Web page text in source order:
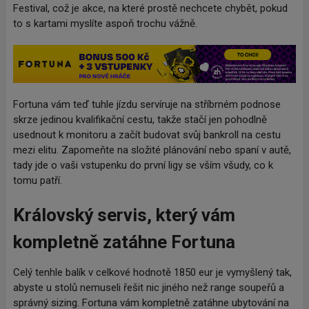
Festival, což je akce, na které prostě nechcete chybět, pokud
to s kartami myslíte aspoň trochu vážně.
Fortuna vám teď tuhle jízdu servíruje na stříbrném podnose
skrze jedinou kvalifikační cestu, takže stačí jen pohodlně
usednout k monitoru a začít budovat svůj bankroll na cestu
mezi elitu. Zapomeňte na složité plánování nebo spaní v autě,
tady jde o vaši vstupenku do první ligy se vším všudy, co k
tomu patří.
Královský servis, který vám
kompletně zatáhne Fortuna
Celý tenhle balík v celkové hodnotě 1850 eur je vymyšlený tak,
abyste u stolů nemuseli řešit nic jiného než range soupeřů a
správný sizing. Fortuna vám kompletně zatáhne ubytování na